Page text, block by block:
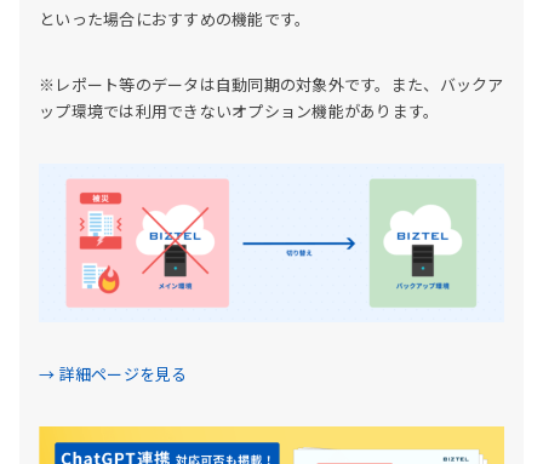
といった場合におすすめの機能です。
※レポート等のデータは自動同期の対象外です。また、バックア
ップ環境では利用できないオプション機能があります。
→ 詳細ページを見る